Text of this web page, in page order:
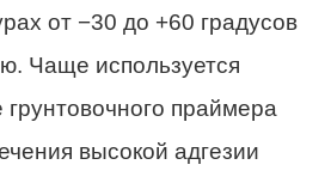
от −30 до +60 градусов
Чаще используется
грунтовочного праймера
высокой адгезии